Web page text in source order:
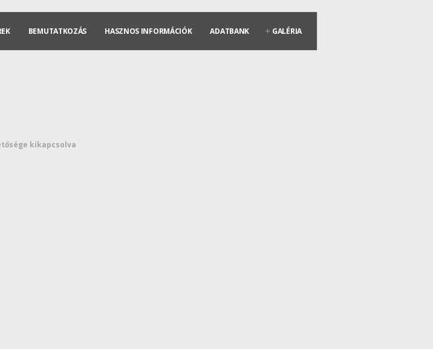
BEMUTATKOZÁS HASZNOS INFORMÁCIÓK ADATBANK GALÉRIA
kikapcsolva